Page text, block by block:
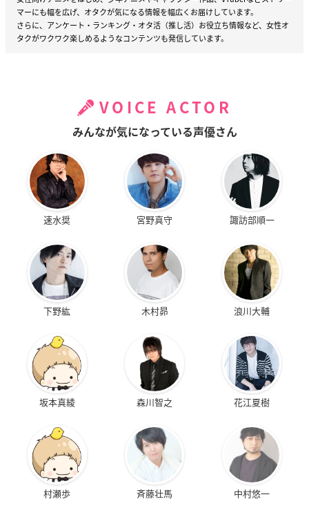
マーにも幅を広げ、オタクが気になる情報を幅広くお届けしています。
さらに、アンケート・ランキング・オタ活（推し活）お役立ち情報など、女性オ
タクがワクワク楽しめるようなコンテンツも発信しています。
VOICE ACTOR
みんなが気になっている声優さん
速水奨 宮野真守 諏訪部順一
下野紘 木村昴 浪川大輔
坂本真綾 森川智之 花江夏樹
村瀬歩 斉藤壮馬 中村悠一